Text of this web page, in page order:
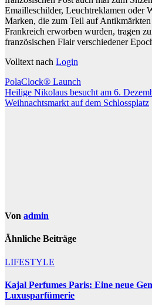
Emailleschilder, Leuchtreklamen oder
Marken, die zum Teil auf
Frankreich erworben wurden, tragen
französischen Flair verschiedener
Volltext nach Login
Beitragsnavigation
PolaClock® Launch
Heilige Nikolaus besucht am 6.
Weihnachtsmarkt auf dem Schlossplatz
Von admin
Ähnliche Beiträge
LIFESTYLE
Kajal Perfumes Paris: Eine neue
Luxusparfümerie